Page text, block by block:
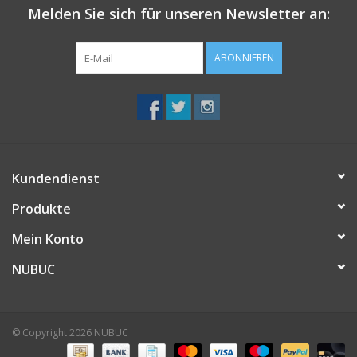
Melden Sie sich für unseren Newsletter an:
ABONNIEREN
Kundendienst
Produkte
Mein Konto
NUBUC
© Copyright 2026 NUBUC